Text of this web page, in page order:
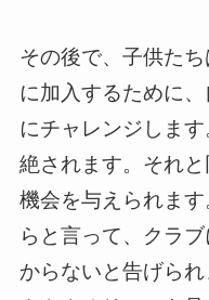
その後で、子供た
に加入するために
にチャレンジしま
絶されます。それ
機会を与えられま
らと言って、クラ
からないと告げら